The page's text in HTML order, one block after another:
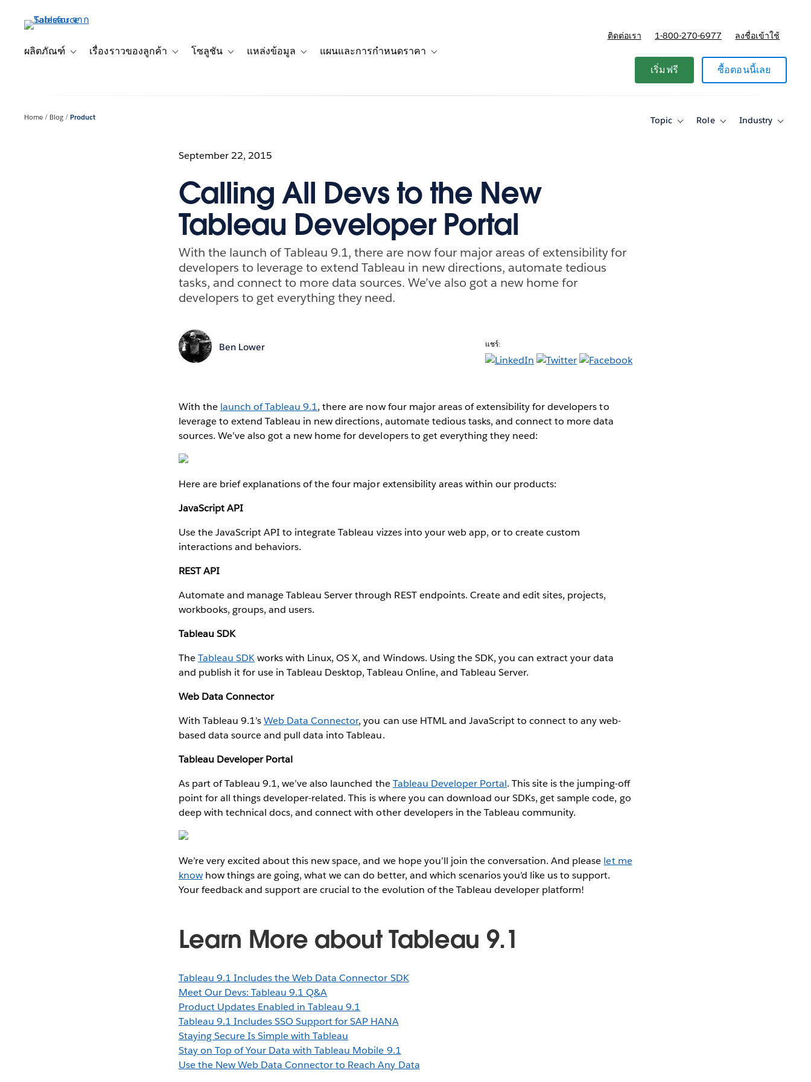
เนื้อหาผลิตภัณฑ์
Toggle sub-navigation for ผลิตภัณฑ์
เรื่องราวของลูกค้า
Toggle sub-navigation for เรื่องราวของลูกค้า
โซลูชัน
Toggle sub-navigation for โซลูชัน
แหล่งข้อมูล แผนและการกำหนดราคา
ติดต่อเรา 1-800-270-6977 ลงชื่อเข้าใช้
เริ่มฟรี ซื้อตอนนี้เลย
Home Blog Product Topic
ToggleRole
ToggleIndustry
Toggle
September 22, 2015
Calling All Devs to the New
Tableau Developer Portal
With the launch of Tableau 9.1, there are now four major areas of extensibility for
developers to leverage to extend Tableau in new directions, automate tedious
tasks, and connect to more data sources. We’ve also got a new home for
developers to get everything they need.
Ben Lower แชร์:
With the launch of Tableau 9.1, there are now four major areas of extensibility for developers to
leverage to extend Tableau in new directions, automate tedious tasks, and connect to more data
sources. We’ve also got a new home for developers to get everything they need:
Here are brief explanations of the four major extensibility areas within our products:
JavaScript API
Use the JavaScript API to integrate Tableau vizzes into your web app, or to create custom
interactions and behaviors.
REST API
Automate and manage Tableau Server through REST endpoints. Create and edit sites, projects,
workbooks, groups, and users.
Tableau SDK
TheTableau SDKworks with Linux, OS X, and Windows. Using the SDK, you can extract your data
and publish it for use in Tableau Desktop, Tableau Online, and Tableau Server.
Web Data Connector
With Tableau 9.1’sWeb Data Connector, you can use HTML and JavaScript to connect to any web-
based data source and pull data into Tableau.
Tableau Developer Portal
As part of Tableau 9.1, we’ve also launched theTableau Developer Portal. This site is the jumping-off
point for all things developer-related. This is where you can download our SDKs, get sample code, go
deep with technical docs, and connect with other developers in the Tableau community.
We’re very excited about this new space, and we hope you’ll join the conversation. And please let me
knowhow things are going, what we can do better, and which scenarios you’d like us to support.
Your feedback and support are crucial to the evolution of the Tableau developer platform!
Learn More about Tableau 9.1
Tableau 9.1 Includes the Web Data Connector SDK
Meet Our Devs: Tableau 9.1 Q&A
Product Updates Enabled in Tableau 9.1
Tableau 9.1 Includes SSO Support for SAP HANA
Staying Secure Is Simple with Tableau
Stay on Top of Your Data with Tableau Mobile 9.1
Use the New Web Data Connector to Reach Any Data